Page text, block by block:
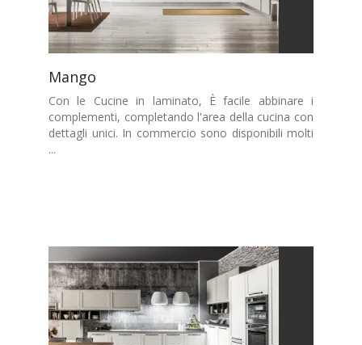
Mango
Con le Cucine in laminato, È facile abbinare i
complementi, completando l'area della cucina con
dettagli unici. In commercio sono disponibili molti
...